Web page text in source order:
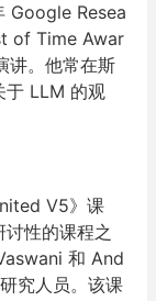
Google Resea
of Time Awar
讲。他常在斯
于 LLM 的观
V5》课
性的课程之
和 And
究人员。该课